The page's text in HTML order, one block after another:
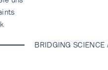
BRIDGING